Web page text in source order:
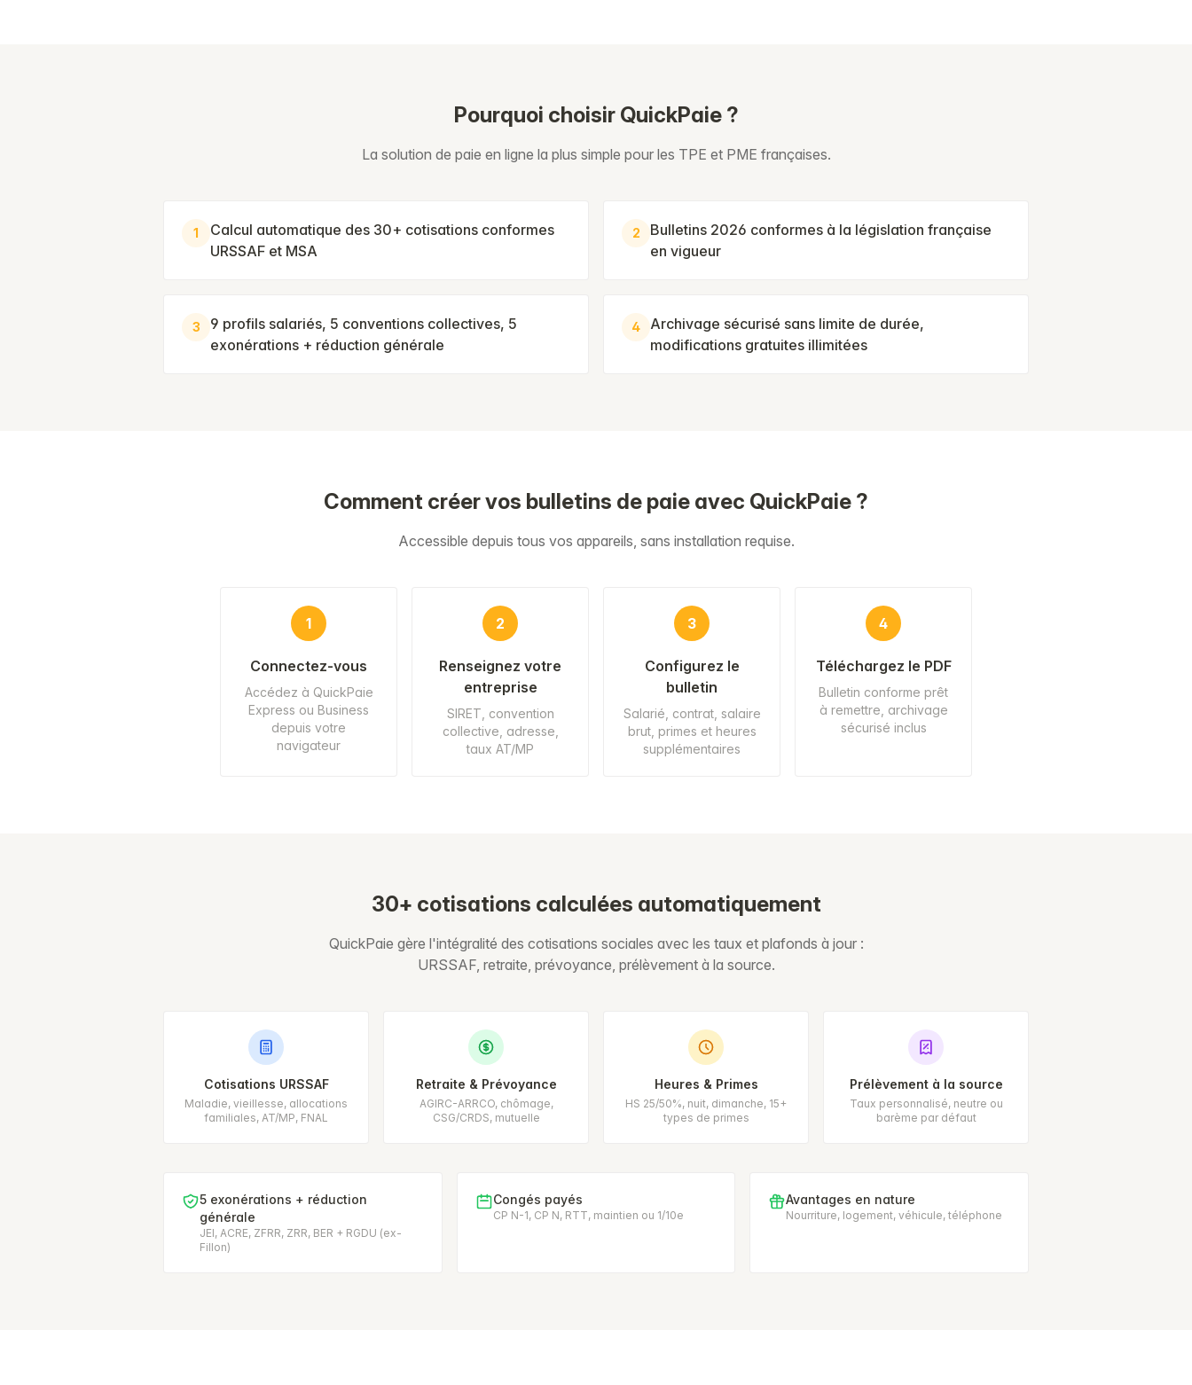
Pourquoi choisir QuickPaie ?
La solution de paie en ligne la plus simple pour les TPE et PME françaises.
1
Calcul automatique des 30+ cotisations conformes
URSSAF et MSA
2
Bulletins 2026 conformes à la législation française
en vigueur
3
9 profils salariés, 5 conventions collectives, 5
exonérations + réduction générale
4
Archivage sécurisé sans limite de durée,
modifications gratuites illimitées
Comment créer vos bulletins de paie avec QuickPaie ?
Accessible depuis tous vos appareils, sans installation requise.
1
Connectez-vous
Accédez à QuickPaie
Express ou Business
depuis votre
navigateur
2
Renseignez votre
entreprise
SIRET, convention
collective, adresse,
taux AT/MP
3
Configurez le
bulletin
Salarié, contrat, salaire
brut, primes et heures
supplémentaires
4
Téléchargez le PDF
Bulletin conforme prêt
à remettre, archivage
sécurisé inclus
30+ cotisations calculées automatiquement
QuickPaie gère l'intégralité des cotisations sociales avec les taux et plafonds à jour :
URSSAF, retraite, prévoyance, prélèvement à la source.
Cotisations URSSAF
Maladie, vieillesse, allocations
familiales, AT/MP, FNAL
Retraite & Prévoyance
AGIRC-ARRCO, chômage,
CSG/CRDS, mutuelle
Heures & Primes
HS 25/50%, nuit, dimanche, 15+
types de primes
Prélèvement à la source
Taux personnalisé, neutre ou
barème par défaut
5 exonérations + réduction
générale
JEI, ACRE, ZFRR, ZRR, BER + RGDU (ex-
Fillon)
Congés payés
CP N-1, CP N, RTT, maintien ou 1/10e
Avantages en nature
Nourriture, logement, véhicule, téléphone